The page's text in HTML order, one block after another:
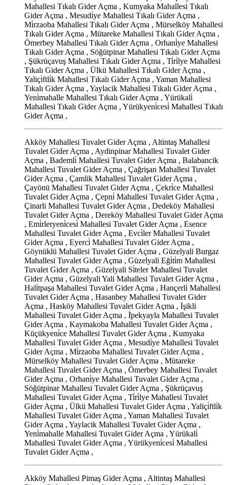
Mahallesi Tıkalı Gider Açma , Kumyaka Mahallesi Tıkalı
Gider Açma , Mesudi̇ye Mahallesi Tıkalı Gider Açma ,
Mi̇rzaoba Mahallesi Tıkalı Gider Açma , Mürselköy Mahallesi
Tıkalı Gider Açma , Mütareke Mahallesi Tıkalı Gider Açma ,
Ömerbey Mahallesi Tıkalı Gider Açma , Orhani̇ye Mahallesi
Tıkalı Gider Açma , Söğütpinar Mahallesi Tıkalı Gider Açma
, Şükrüçavuş Mahallesi Tıkalı Gider Açma , Ti̇ri̇lye Mahallesi
Tıkalı Gider Açma , Ülkü Mahallesi Tıkalı Gider Açma ,
Yaliçi̇ftli̇k Mahallesi Tıkalı Gider Açma , Yaman Mahallesi
Tıkalı Gider Açma , Yaylacik Mahallesi Tıkalı Gider Açma ,
Yeni̇mahalle Mahallesi Tıkalı Gider Açma , Yürükali̇
Mahallesi Tıkalı Gider Açma , Yürükyeni̇cesi̇ Mahallesi Tıkalı
Gider Açma ,
Akköy Mahallesi Tuvalet Gider Açma , Altintaş Mahallesi
Tuvalet Gider Açma , Aydinpinar Mahallesi Tuvalet Gider
Açma , Bademli̇ Mahallesi Tuvalet Gider Açma , Balabancik
Mahallesi Tuvalet Gider Açma , Çağrişan Mahallesi Tuvalet
Gider Açma , Çamlik Mahallesi Tuvalet Gider Açma ,
Çayönü Mahallesi Tuvalet Gider Açma , Çekri̇ce Mahallesi
Tuvalet Gider Açma , Çepni̇ Mahallesi Tuvalet Gider Açma ,
Çinarli Mahallesi Tuvalet Gider Açma , Dedeköy Mahallesi
Tuvalet Gider Açma , Dereköy Mahallesi Tuvalet Gider Açma
, Emi̇rleryeni̇cesi̇ Mahallesi Tuvalet Gider Açma , Esence
Mahallesi Tuvalet Gider Açma , Evci̇ler Mahallesi Tuvalet
Gider Açma , Eyerci̇ Mahallesi Tuvalet Gider Açma ,
Göynüklü Mahallesi Tuvalet Gider Açma , Güzelyali Burgaz
Mahallesi Tuvalet Gider Açma , Güzelyali Eği̇ti̇m Mahallesi
Tuvalet Gider Açma , Güzelyali Si̇teler Mahallesi Tuvalet
Gider Açma , Güzelyali Yali Mahallesi Tuvalet Gider Açma ,
Hali̇tpaşa Mahallesi Tuvalet Gider Açma , Hançerli̇ Mahallesi
Tuvalet Gider Açma , Hasanbey Mahallesi Tuvalet Gider
Açma , Hasköy Mahallesi Tuvalet Gider Açma , İşikli
Mahallesi Tuvalet Gider Açma , İ̇pekyayla Mahallesi Tuvalet
Gider Açma , Kaymakoba Mahallesi Tuvalet Gider Açma ,
Küçükyeni̇ce Mahallesi Tuvalet Gider Açma , Kumyaka
Mahallesi Tuvalet Gider Açma , Mesudi̇ye Mahallesi Tuvalet
Gider Açma , Mi̇rzaoba Mahallesi Tuvalet Gider Açma ,
Mürselköy Mahallesi Tuvalet Gider Açma , Mütareke
Mahallesi Tuvalet Gider Açma , Ömerbey Mahallesi Tuvalet
Gider Açma , Orhani̇ye Mahallesi Tuvalet Gider Açma ,
Söğütpinar Mahallesi Tuvalet Gider Açma , Şükrüçavuş
Mahallesi Tuvalet Gider Açma , Ti̇ri̇lye Mahallesi Tuvalet
Gider Açma , Ülkü Mahallesi Tuvalet Gider Açma , Yaliçi̇ftli̇k
Mahallesi Tuvalet Gider Açma , Yaman Mahallesi Tuvalet
Gider Açma , Yaylacik Mahallesi Tuvalet Gider Açma ,
Yeni̇mahalle Mahallesi Tuvalet Gider Açma , Yürükali̇
Mahallesi Tuvalet Gider Açma , Yürükyeni̇cesi̇ Mahallesi
Tuvalet Gider Açma ,
Akköy Mahallesi Pimaş Gider Açma , Altintaş Mahallesi